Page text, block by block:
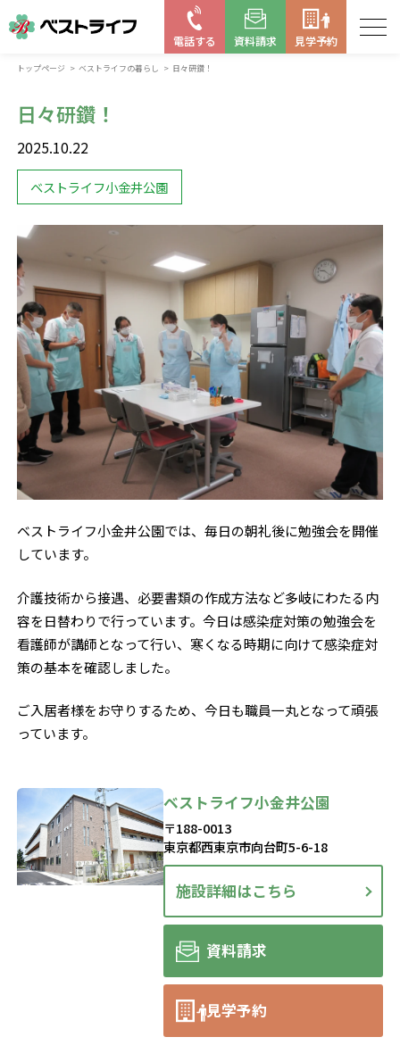
電話する 資料請求 見学予約
トップページ ベストライフの暮らし 日々研鑽！
日々研鑽！
2025.10.22
ベストライフ小金井公園
ベストライフ小金井公園では、毎日の朝礼後に勉強会を開催
しています。
介護技術から接遇、必要書類の作成方法など多岐にわたる内
容を日替わりで行っています。今日は感染症対策の勉強会を
看護師が講師となって行い、寒くなる時期に向けて感染症対
策の基本を確認しました。
ご入居者様をお守りするため、今日も職員一丸となって頑張
っています。
ベストライフ小金井公園
〒188-0013
東京都西東京市向台町5-6-18
施設詳細はこちら
資料請求
見学予約